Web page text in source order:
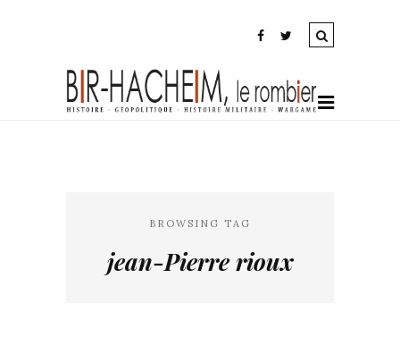
BROWSING TAG
jean-Pierre rioux